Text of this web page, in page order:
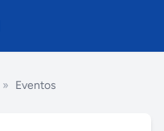
» Eventos